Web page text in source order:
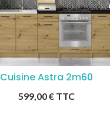
Cuisine Astra 2m60
599,00€ TTC